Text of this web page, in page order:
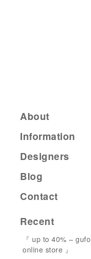
About
Information
Designers
Blog
Contact
Recent
『 up to 40% – gufo
online store 』